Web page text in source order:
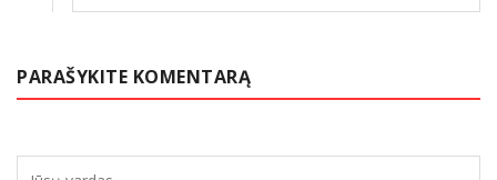
PARAŠYKITE KOMENTARĄ